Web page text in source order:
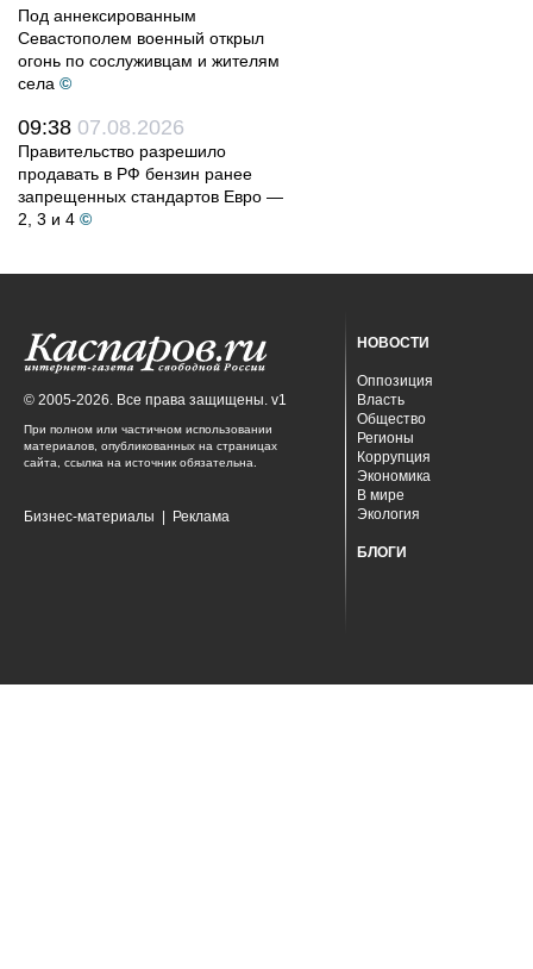
Под аннексированным
Севастополем военный открыл
огонь по сослуживцам и жителям
села ©
09:38 07.08.2026
Правительство разрешило
продавать в РФ бензин ранее
запрещенных стандартов Евро —
2, 3 и 4 ©
© 2005-2026. Все права защищены. v1
При полном или частичном использовании
материалов, опубликованных на страницах
сайта, ссылка на источник обязательна.
Бизнес-материалы Реклама
НОВОСТИ
Оппозиция
Власть
Общество
Регионы
Коррупция
Экономика
В мире
Экология
БЛОГИ